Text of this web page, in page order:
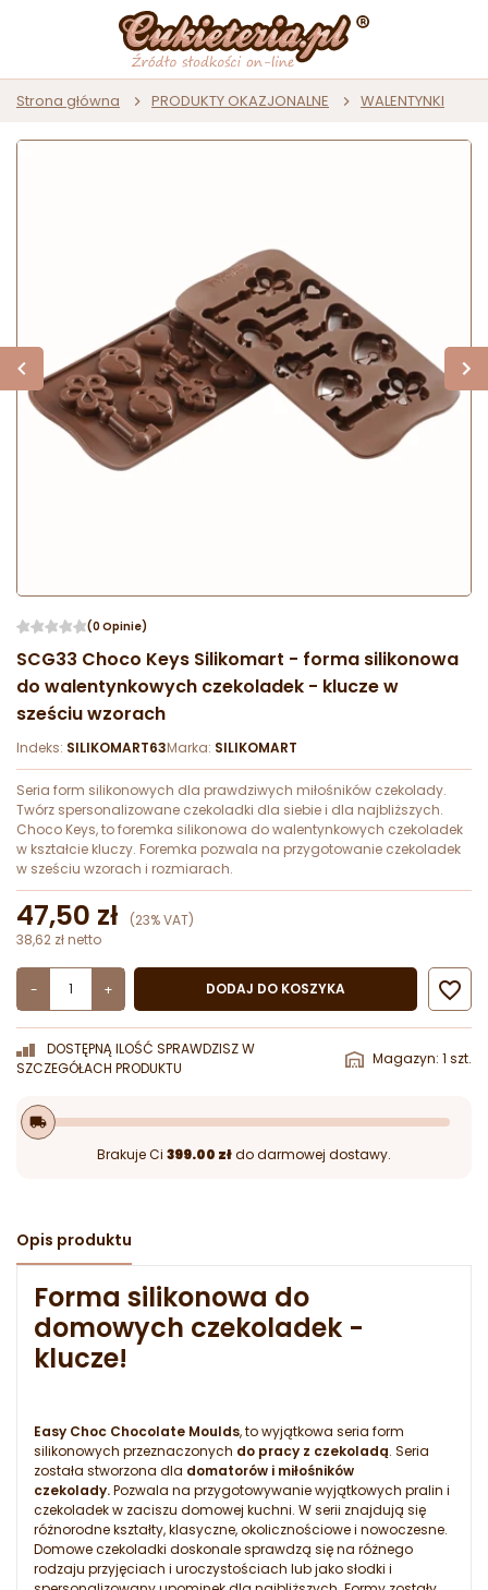
Strona główna PRODUKTY OKAZJONALNE WALENTYNKI
(0 Opinie)
SCG33 Choco Keys Silikomart - forma silikonowa
do walentynkowych czekoladek - klucze w
sześciu wzorach
Indeks: SILIKOMART63Marka: SILIKOMART
Seria form silikonowych dla prawdziwych miłośników czekolady.
Twórz spersonalizowane czekoladki dla siebie i dla najbliższych.
Choco Keys, to foremka silikonowa do walentynkowych czekoladek
w kształcie kluczy. Foremka pozwala na przygotowanie czekoladek
w sześciu wzorach i rozmiarach.
47,50 zł
(23% VAT)
38,62 zł netto
- + DODAJ DO KOSZYKA 
DOSTĘPNĄ ILOŚĆ SPRAWDZISZ W
SZCZEGÓŁACH PRODUKTU
Magazyn: 1 szt.
local_shipping
Brakuje Ci 399.00 złdo darmowej dostawy.
Opis produktu
Forma silikonowa do
domowych czekoladek -
klucze!
Easy Choc Chocolate Moulds, to wyjątkowa seria form
silikonowych przeznaczonych do pracy z czekoladą. Seria
została stworzona dla domatorów i miłośników
czekolady.Pozwala na przygotowywanie wyjątkowych pralin i
czekoladek w zaciszu domowej kuchni. W serii znajdują się
różnorodne kształty, klasyczne, okolicznościowe i nowoczesne.
Domowe czekoladki doskonale sprawdzą się na różnego
rodzaju przyjęciach i uroczystościach lub jako słodki i